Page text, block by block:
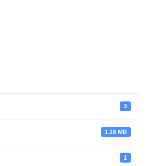
3
1.16 MB
1